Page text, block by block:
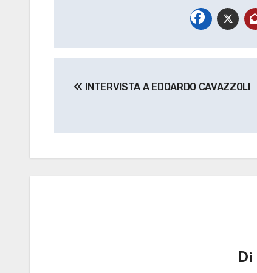
articoliINTERVISTA A EDOARDO CAVAZZOLI
Di